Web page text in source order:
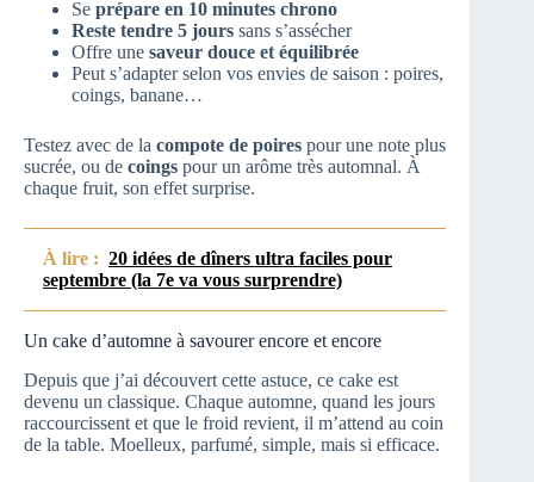
Se prépare en 10 minutes chrono
Reste tendre 5 jours sans s’assécher
Offre une saveur douce et équilibrée
Peut s’adapter selon vos envies de saison : poires,
coings, banane…
Testez avec de la compote de poires pour une note plus
sucrée, ou de coings pour un arôme très automnal. À
chaque fruit, son effet surprise.
À lire : 20 idées de dîners ultra faciles pour
septembre (la 7e va vous surprendre)
Un cake d’automne à savourer encore et encore
Depuis que j’ai découvert cette astuce, ce cake est
devenu un classique. Chaque automne, quand les jours
raccourcissent et que le froid revient, il m’attend au coin
de la table. Moelleux, parfumé, simple, mais si efficace.